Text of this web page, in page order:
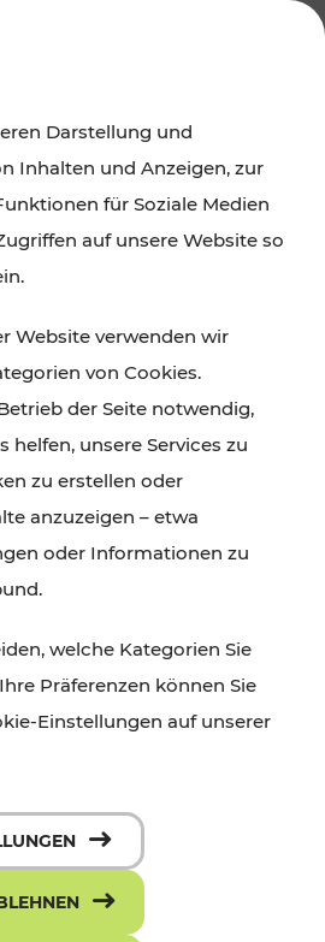
und das Burgenland
und Gastronomie,
Naturgenuss – viele
den Ticket- und Fahrplan-
gut und schnell erreichbar.
Darstellung und
Inhalten und Anzeigen, zur
für Soziale Medien
auf unsere Website so
Website verwenden wir
von Cookies.
der Seite notwendig,
helfen, unsere Services zu
zu erstellen oder
anzuzeigen – etwa
oder Informationen zu
welche Kategorien Sie
Präferenzen können Sie
Einstellungen auf unserer